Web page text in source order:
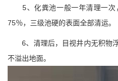
5、化粪池一般一年清理一次
75％，三级池硬的表面全部清运。
6、清理后，目视井内无积物浮
不溢出地面。